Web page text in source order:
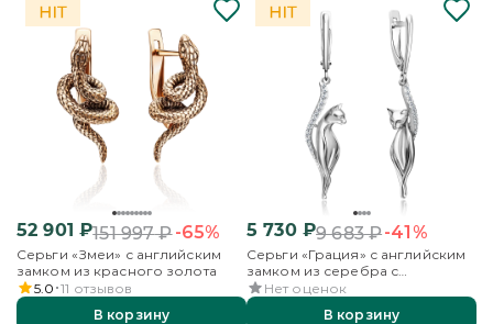
52 901 ₽151 997₽-65%
Серьги «Змеи» с английским
замком из красного золота
5.0 11 отзывов
В корзину
5 730₽9 683₽-41%
Серьги «Грация» с английским
замком из серебра с
фианитами
Нет оценок
В корзину